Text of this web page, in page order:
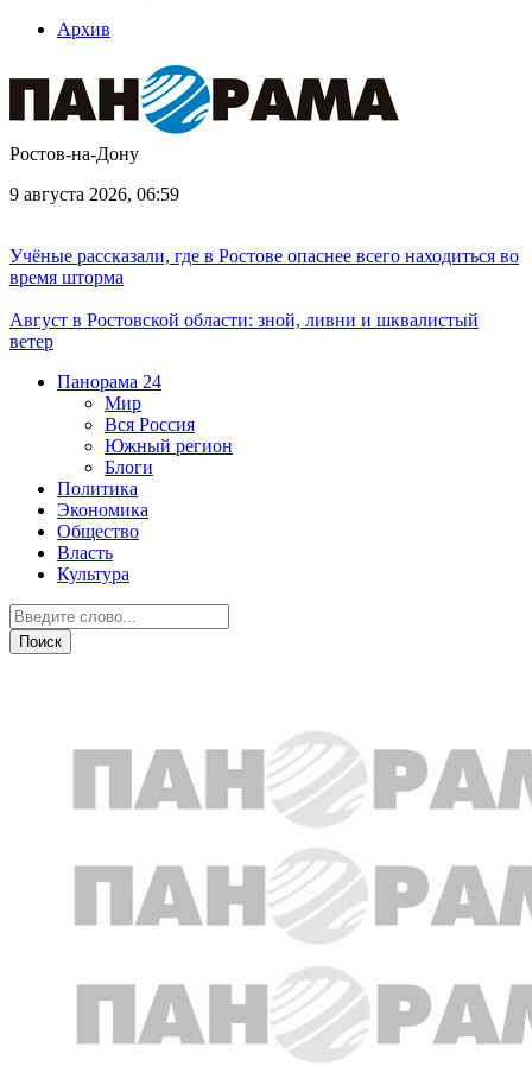
Архив
Ростов-на-Дону
9 августа 2026, 06:59
Учёные рассказали, где в Ростове опаснее всего находиться во
время шторма
Август в Ростовской области: зной, ливни и шквалистый
ветер
Панорама 24
Мир
Вся Россия
Южный регион
Блоги
Политика
Экономика
Общество
Власть
Культура